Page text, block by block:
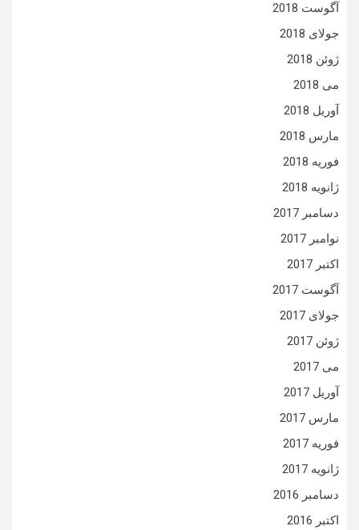
آگوست 2018
جولای 2018
ژوئن 2018
می 2018
آوریل 2018
مارس 2018
فوریه 2018
ژانویه 2018
دسامبر 2017
نوامبر 2017
اکتبر 2017
آگوست 2017
جولای 2017
ژوئن 2017
می 2017
آوریل 2017
مارس 2017
فوریه 2017
ژانویه 2017
دسامبر 2016
اکتبر 2016